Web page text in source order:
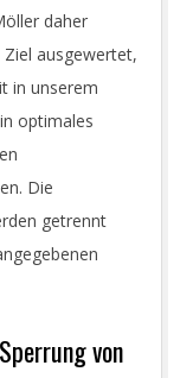
daher
ausgewertet,
in unserem
optimales
Die
getrennt
von